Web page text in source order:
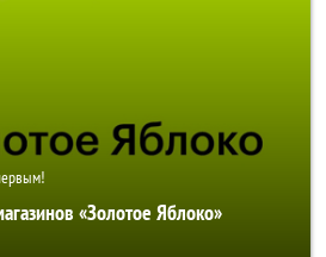
«Золотое Яблоко»